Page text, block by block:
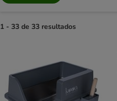
1 - 33 de 33 resultados